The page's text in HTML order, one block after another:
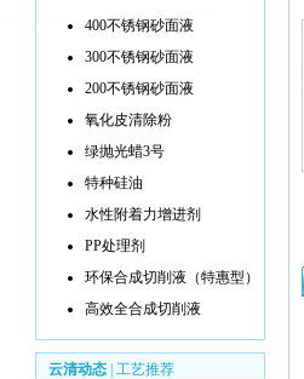
400不锈钢砂面液
300不锈钢砂面液
200不锈钢砂面液
氧化皮清除粉
绿抛光蜡3号
特种硅油
水性附着力增进剂
PP处理剂
环保合成切削液（特惠型）
高效全合成切削液
云清动态 工艺推荐